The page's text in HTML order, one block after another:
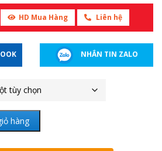
HD Mua Hàng Liên hệ
NHẮN TIN ZALO
hàng